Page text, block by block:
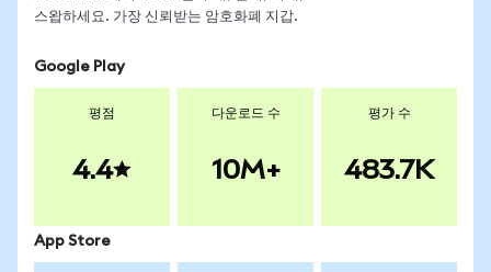
스왑하세요. 가장 신뢰받는 암호화폐 지갑.
Google Play
평점
4.4
다운로드 수
10M+
평가 수
483.7K
App Store